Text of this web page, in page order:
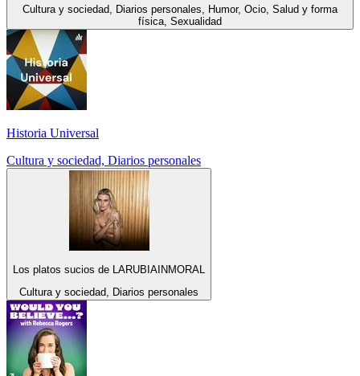
Cultura y sociedad, Diarios personales, Humor, Ocio, Salud y forma
física, Sexualidad
Historia Universal
Cultura y sociedad, Diarios personales
Los platos sucios de LARUBIAINMORAL
Cultura y sociedad, Diarios personales